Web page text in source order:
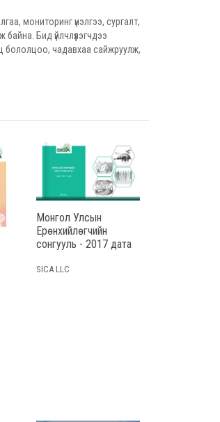
мониторинг үнэлгээ, сургалт,
Бид үйлчлүүлэгчдээ
бололцоо, чадавхаа сайжруулж,
Монгол Улсын
Ерөнхийлөгчийн
сонгууль - 2017 дата
SICA LLC